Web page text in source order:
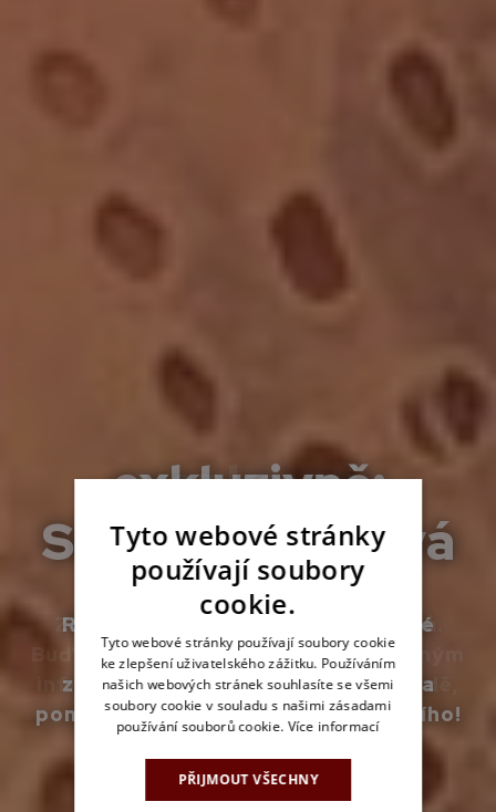
venkovní
infrasauny
Zbavte se bolavých svalů a kloubů.
Buďte zdravější a fit díky blahodárným
infrapaprskům. Nyní i na vaší zahradě,
balkóně či terase.
Tyto webové stránky
používají soubory
cookie.
Tyto webové stránky používají soubory cookie
ke zlepšení uživatelského zážitku. Používáním
našich webových stránek souhlasíte se všemi
soubory cookie v souladu s našimi zásadami
používání souborů cookie. Více informací
PŘIJMOUT VŠECHNY